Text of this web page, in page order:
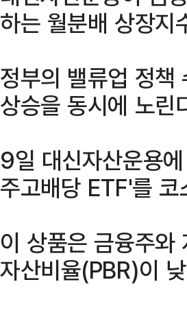
하는 월분배 상장
정부의 밸류업 정책
상승을 동시에 노린
9일 대신자산운용
주고배당 ETF'를
이 상품은 금융주와
자산비율(PBR)이